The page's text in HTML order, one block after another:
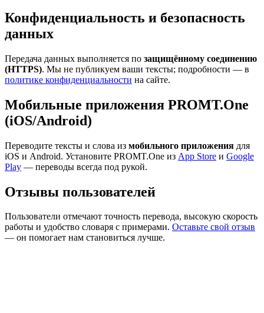
Конфиденциальность и безопасность
данных
Передача данных выполняется по защищённому соединению
(HTTPS). Мы не публикуем ваши тексты; подробности — в
политике конфиденциальности на сайте.
Мобильные приложения PROMT.One
(iOS/Android)
Переводите тексты и слова из мобильного приложения для
iOS и Android. Установите PROMT.One из App Store и Google
Play — переводы всегда под рукой.
Отзывы пользователей
Пользователи отмечают точность перевода, высокую скорость
работы и удобство словаря с примерами. Оставьте свой отзыв
— он помогает нам становиться лучше.